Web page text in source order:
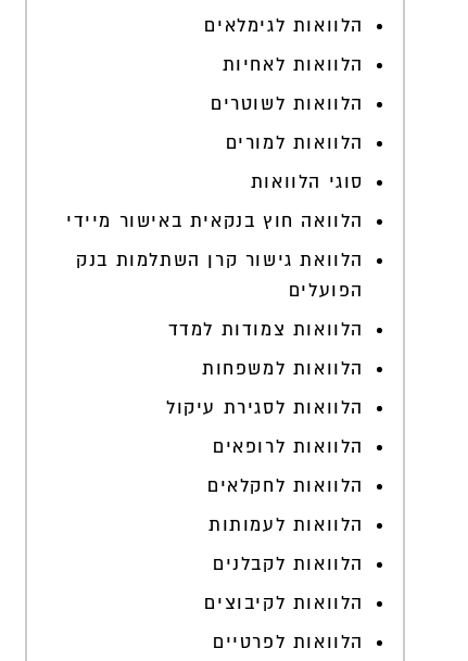
הלוואות לגימלאים
הלוואות לאחיות
הלוואות לשוטרים
הלוואות למורים
סוגי הלוואות
הלוואה חוץ בנקאית באישור מיידי
הלוואת גישור קרן השתלמות בנק
הפועלים
הלוואות צמודות למדד
הלוואות למשפחות
הלוואות לסגירת עיקול
הלוואות לרופאים
הלוואות לחקלאים
הלוואות לעמותות
הלוואות לקבלנים
הלוואות לקיבוצים
הלוואות לפרטיים